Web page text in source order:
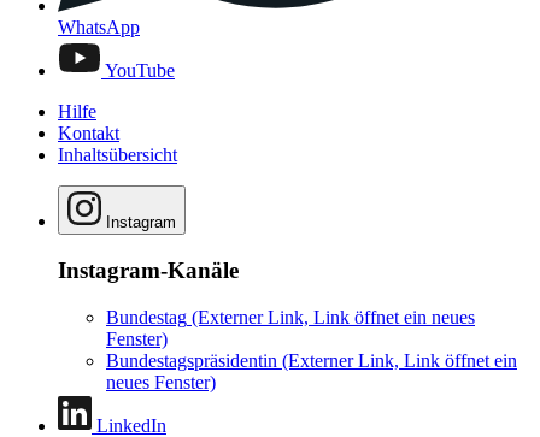
WhatsApp
YouTube
Hilfe
Kontakt
Inhaltsübersicht
Instagram
Instagram-Kanäle
Bundestag (Externer Link, Link öffnet ein neues
Fenster)
Bundestagspräsidentin (Externer Link, Link öffnet ein
neues Fenster)
LinkedIn